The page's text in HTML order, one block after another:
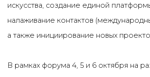
искусства, создание единой
налаживание контактов
а также инициирование новых
В рамках форума 4, 5 и 6 октября на